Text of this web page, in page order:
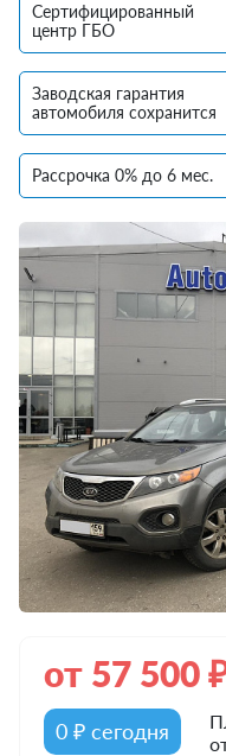
Сертифицированный
центр ГБО
Заводская гарантия
автомобиля сохранится
Рассрочка 0% до 6 мес.
от 57 500
0 ₽ сегодня